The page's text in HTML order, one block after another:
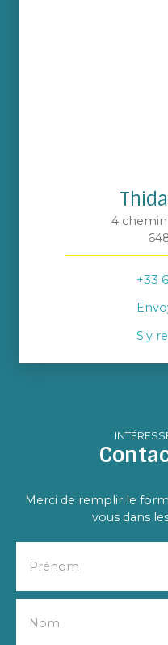
4
+33
S'y
Merci de remplir le
vous dans
Prénom
Nom